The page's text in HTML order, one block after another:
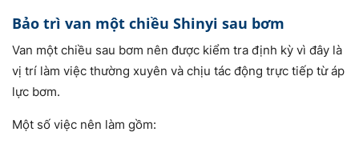
Bảo trì van một chiều Shinyi sau bơm
Van một chiều sau bơm nên được kiểm tra định kỳ vì đây là
vị trí làm việc thường xuyên và chịu tác động trực tiếp từ áp
lực bơm.
Một số việc nên làm gồm: